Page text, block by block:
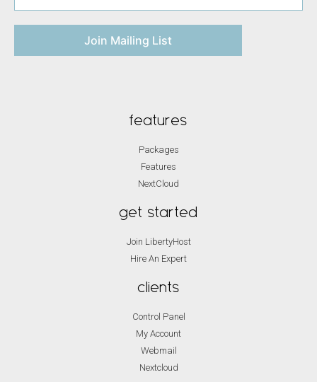
Join Mailing List
features
Packages
Features
NextCloud
get started
Join LibertyHost
Hire An Expert
clients
Control Panel
My Account
Webmail
Nextcloud